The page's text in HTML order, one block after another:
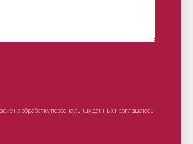
на обработку персональных данных и соглашаюсь